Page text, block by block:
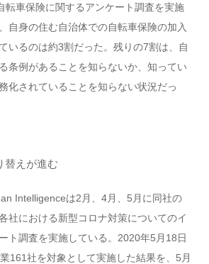
転車保険に関するアンケート調査を実施
自身の住む自治体での自転車保険の加入
いるのは約3割だった。残りの7割は、自
条例があることを知らないか、知ってい
化されていることを知らない状況だっ
替えが進む
Intelligenceは2月、4月、5月に同社の
社における新型コロナ対策についてのイ
ト調査を実施している。2020年5月18日
161社を対象として実施した結果を、5月